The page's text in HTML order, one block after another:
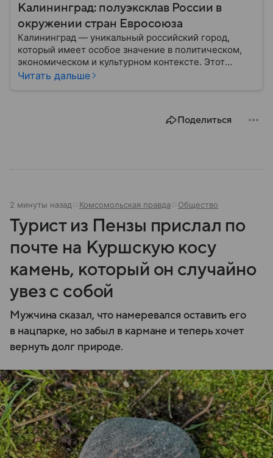
Калининград: полуэксклав России в
окружении стран Евросоюза
Калининград — уникальный российский город,
который имеет особое значение в политическом,
экономическом и культурном контексте. Этот
город, расположенный в самом сердце Европы,
Читать дальше
Поделиться
2 минуты назад Комсомольская правда Общество
Турист из Пензы прислал по
почте на Куршскую косу
камень, который он случайно
увез с собой
Мужчина сказал, что намеревался оставить его
в нацпарке, но забыл в кармане и теперь хочет
вернуть долг природе.